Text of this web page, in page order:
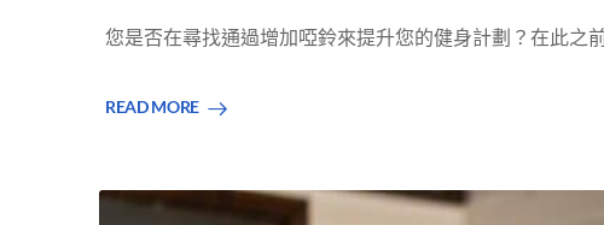
您是否在尋找通過增加啞鈴來提升您的健身計劃？在此之
READ MORE